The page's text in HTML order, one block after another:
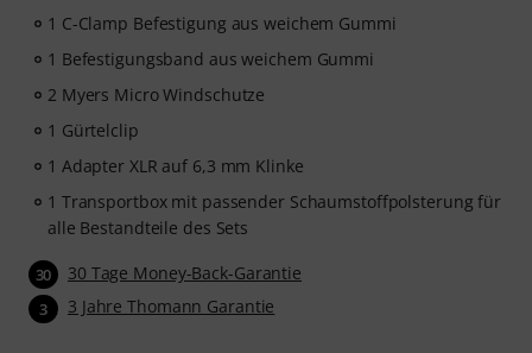
1 C-Clamp Befestigung aus weichem Gummi
1 Befestigungsband aus weichem Gummi
2 Myers Micro Windschutze
1 Gürtelclip
1 Adapter XLR auf 6,3 mm Klinke
1 Transportbox mit passender Schaumstoffpolsterung für
alle Bestandteile des Sets
30 30 Tage Money-Back-Garantie
3 3 Jahre Thomann Garantie